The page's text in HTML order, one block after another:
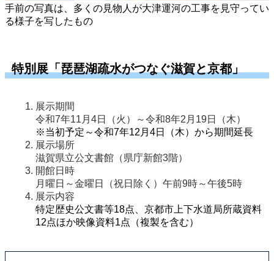
手前の写真は、多くの見物人が大津運河の工事を見守ってい
る様子を写したもの
特別展「琵琶湖疏水がつなぐ滋賀と京都」
展示期間
令和7年11月4日（火）～令和8年2月19日（木）
※当初予定～令和7年12月4日（木）から期間延長
展示場所
滋賀県立公文書館（県庁新館3階）
開館日時
月曜日～金曜日（祝日除く）午前9時～午後5時
展示内容
特定歴史公文書等18点、京都市上下水道局所蔵資料
12点ほか映像資料1点（複製を含む）